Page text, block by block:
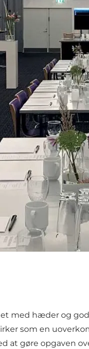
med hæder og
som en
gøre opgaven